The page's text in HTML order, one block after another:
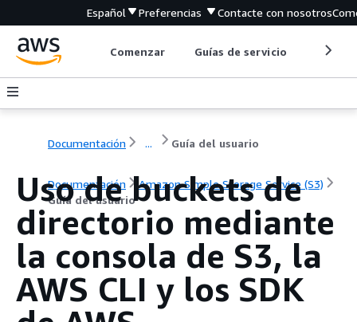
Español Preferencias Contacte con nosotros
Comenzar Guías de servicio
Documentación ... Guía del usuario
Documentación
Amazon Simple Storage Service (S3)
Guía del usuario
Uso de buckets de
directorio mediante
la consola de S3, la
AWS CLI y los SDK